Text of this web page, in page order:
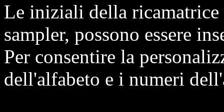
Le iniziali della
sampler, possono essere
Per consentire la
dell'alfabeto e i numeri